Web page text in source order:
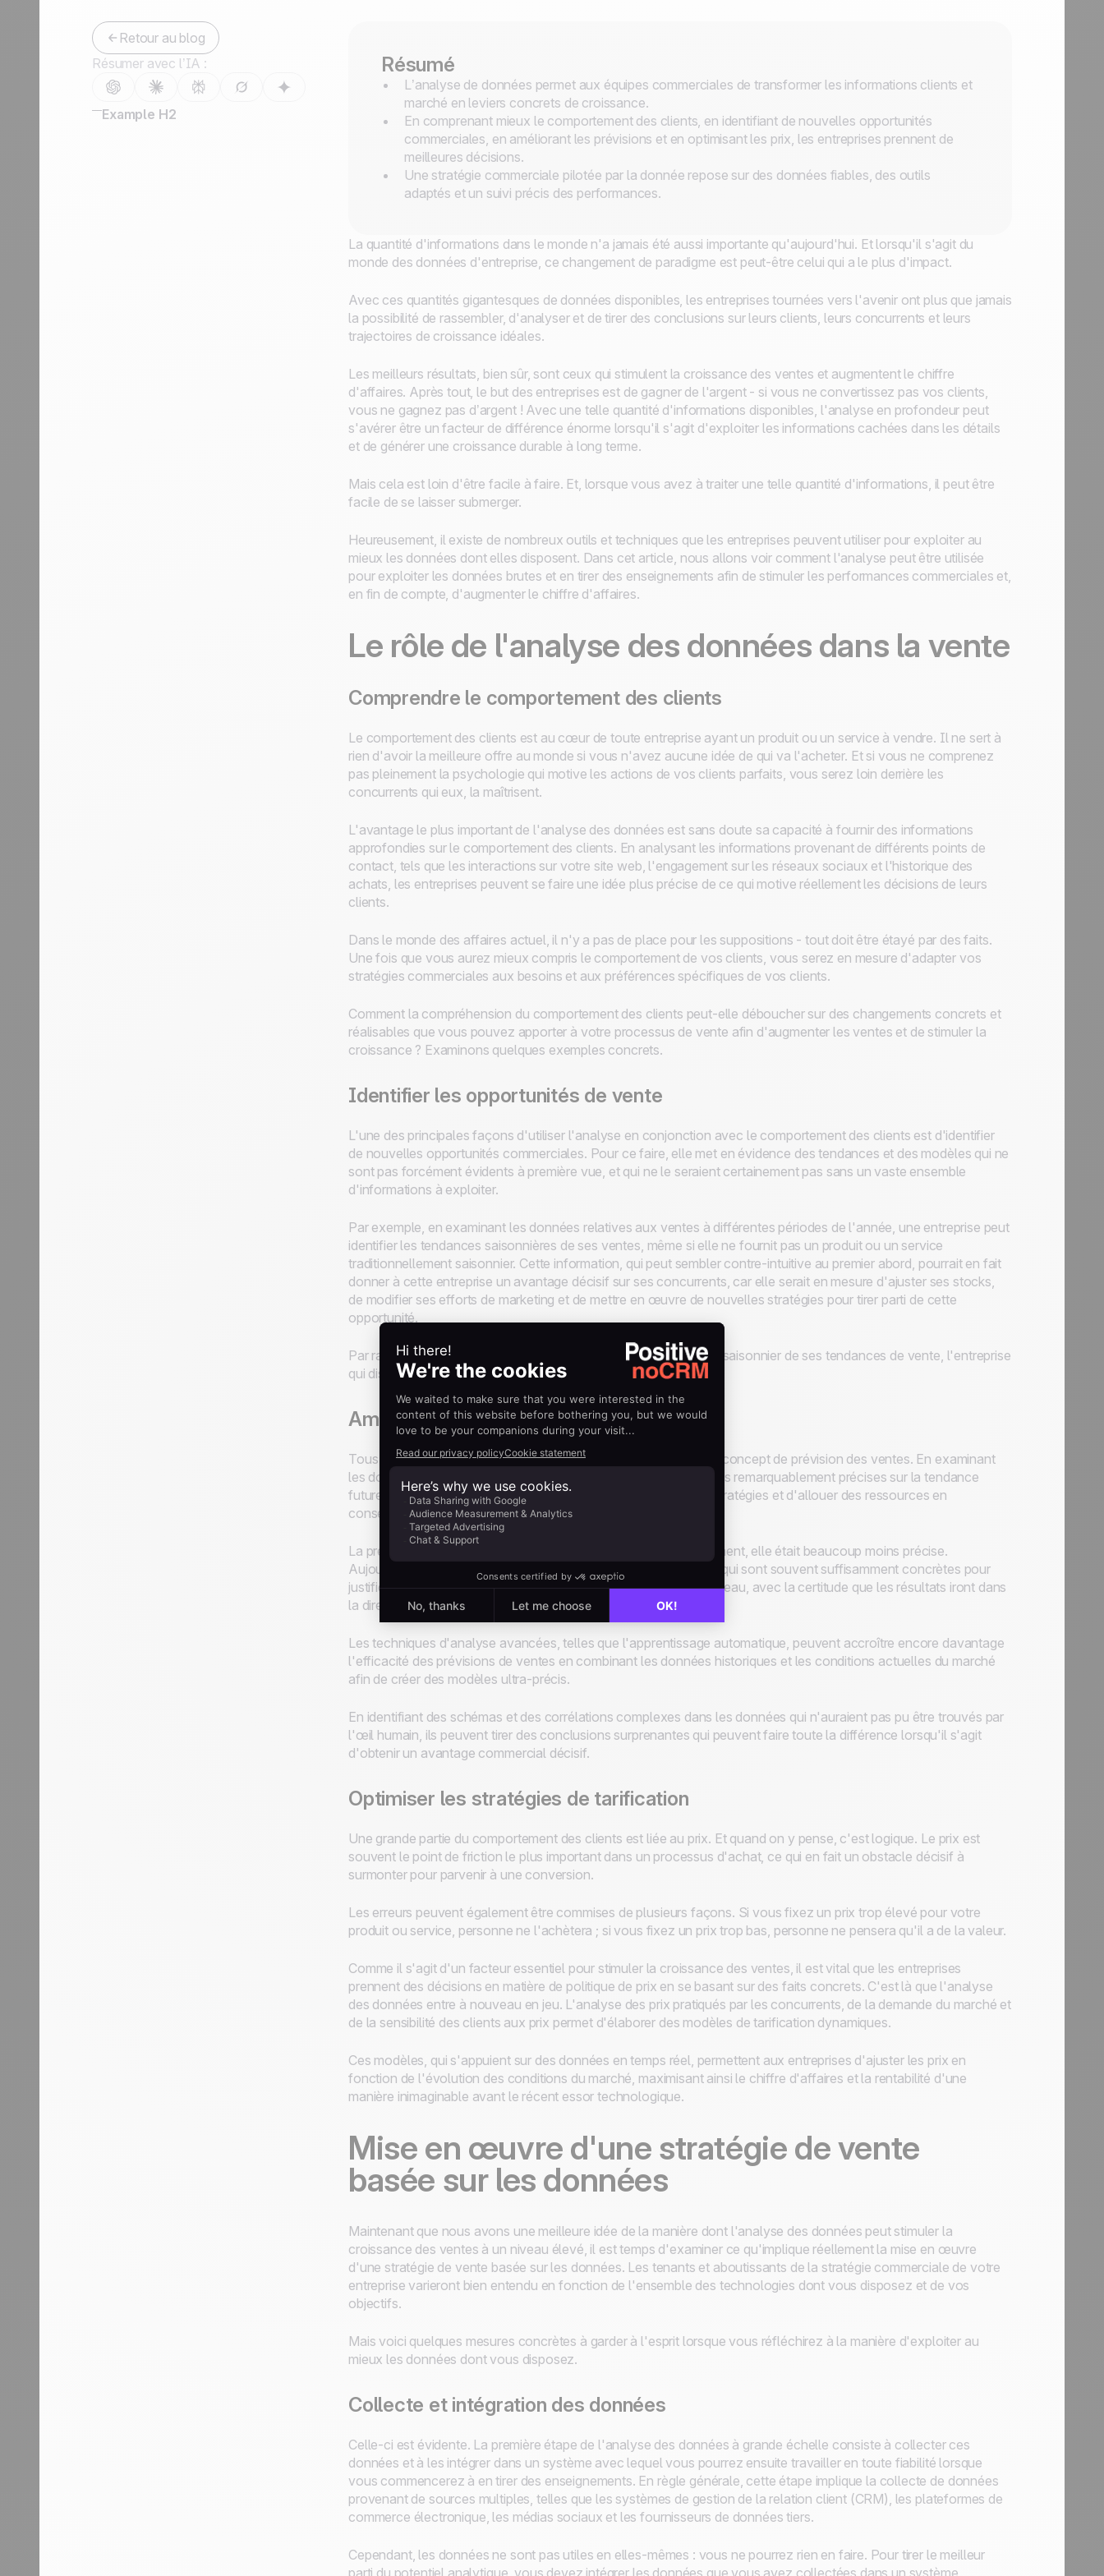
Devenir partenaire
Retour au blog
Résumer avec l’IA :
Example H2
Résumé
L’analyse de données permet aux équipes commerciales de transformer les informations clients et
marché en leviers concrets de croissance.
En comprenant mieux le comportement des clients, en identifiant de nouvelles opportunités
commerciales, en améliorant les prévisions et en optimisant les prix, les entreprises prennent de
meilleures décisions.
Une stratégie commerciale pilotée par la donnée repose sur des données fiables, des outils
adaptés et un suivi précis des performances.
La quantité d'informations dans le monde n'a jamais été aussi importante qu'aujourd'hui. Et lorsqu'il s'agit du
monde des données d'entreprise, ce changement de paradigme est peut-être celui qui a le plus d'impact.
Avec ces quantités gigantesques de données disponibles, les entreprises tournées vers l'avenir ont plus que jamais
la possibilité de rassembler, d'analyser et de tirer des conclusions sur leurs clients, leurs concurrents et leurs
trajectoires de croissance idéales.
Les meilleurs résultats, bien sûr, sont ceux qui stimulent la croissance des ventes et augmentent le chiffre
d'affaires. Après tout, le but des entreprises est de gagner de l'argent - si vous ne convertissez pas vos clients,
vous ne gagnez pas d’argent ! Avec une telle quantité d'informations disponibles, l'analyse en profondeur peut
s'avérer être un facteur de différence énorme lorsqu'il s'agit d'exploiter les informations cachées dans les détails
et de générer une croissance durable à long terme.
Mais cela est loin d'être facile à faire. Et, lorsque vous avez à traiter une telle quantité d'informations, il peut être
facile de se laisser submerger.
Heureusement, il existe de nombreux outils et techniques que les entreprises peuvent utiliser pour exploiter au
mieux les données dont elles disposent. Dans cet article, nous allons voir comment l'analyse peut être utilisée
pour exploiter les données brutes et en tirer des enseignements afin de stimuler les performances commerciales et,
en fin de compte, d'augmenter le chiffre d'affaires.
Le rôle de l'analyse des données dans la vente
Comprendre le comportement des clients
Le comportement des clients est au cœur de toute entreprise ayant un produit ou un service à vendre. Il ne sert à
rien d'avoir la meilleure offre au monde si vous n'avez aucune idée de qui va l'acheter. Et si vous ne comprenez
pas pleinement la psychologie qui motive les actions de vos clients parfaits, vous serez loin derrière les
concurrents qui eux, la maîtrisent.
L'avantage le plus important de l'analyse des données est sans doute sa capacité à fournir des informations
approfondies sur le comportement des clients. En analysant les informations provenant de différents points de
contact, tels que les interactions sur votre site web, l'engagement sur les réseaux sociaux et l'historique des
achats, les entreprises peuvent se faire une idée plus précise de ce qui motive réellement les décisions de leurs
clients.
Dans le monde des affaires actuel, il n'y a pas de place pour les suppositions - tout doit être étayé par des faits.
Une fois que vous aurez mieux compris le comportement de vos clients, vous serez en mesure d'adapter vos
stratégies commerciales aux besoins et aux préférences spécifiques de vos clients.
Comment la compréhension du comportement des clients peut-elle déboucher sur des changements concrets et
réalisables que vous pouvez apporter à votre processus de vente afin d'augmenter les ventes et de stimuler la
croissance ? Examinons quelques exemples concrets.
Identifier les opportunités de vente
L'une des principales façons d'utiliser l'analyse en conjonction avec le comportement des clients est d'identifier
de nouvelles opportunités commerciales. Pour ce faire, elle met en évidence des tendances et des modèles qui ne
sont pas forcément évidents à première vue, et qui ne le seraient certainement pas sans un vaste ensemble
d'informations à exploiter.
Par exemple, en examinant les données relatives aux ventes à différentes périodes de l'année, une entreprise peut
identifier les tendances saisonnières de ses ventes, même si elle ne fournit pas un produit ou un service
traditionnellement saisonnier. Cette information, qui peut sembler contre-intuitive au premier abord, pourrait en fait
donner à cette entreprise un avantage décisif sur ses concurrents, car elle serait en mesure d'ajuster ses stocks,
de modifier ses efforts de marketing et de mettre en œuvre de nouvelles stratégies pour tirer parti de cette
opportunité.
Par rapport à un concurrent qui n'a pas pris en compte l'élément saisonnier de ses tendances de vente, l'entreprise
qui dispose de cette information aura un avantage majeur.
Améliorer les prévisions de ventes
Tous les professionnels de la vente connaissent parfaitement le concept de prévision des ventes. En examinant
les données passées, les entreprises peuvent faire des prédictions remarquablement précises sur la tendance
future, ce qui leur permet de changer de vitesse, d'ajuster leurs stratégies et d'allouer des ressources en
conséquence.
La prévision n'est pas un concept nouveau, mais jusqu'à récemment, elle était beaucoup moins précise.
Aujourd'hui, il est possible d'être très précis dans ses prévisions, qui sont souvent suffisamment concrètes pour
justifier des changements importants dans la stratégie de haut niveau, avec la certitude que les résultats iront dans
la direction voulue.
Les techniques d'analyse avancées, telles que l'apprentissage automatique, peuvent accroître encore davantage
l'efficacité des prévisions de ventes en combinant les données historiques et les conditions actuelles du marché
afin de créer des modèles ultra-précis.
En identifiant des schémas et des corrélations complexes dans les données qui n'auraient pas pu être trouvés par
l'œil humain, ils peuvent tirer des conclusions surprenantes qui peuvent faire toute la différence lorsqu'il s'agit
d'obtenir un avantage commercial décisif.
Optimiser les stratégies de tarification
Une grande partie du comportement des clients est liée au prix. Et quand on y pense, c'est logique. Le prix est
souvent le point de friction le plus important dans un processus d'achat, ce qui en fait un obstacle décisif à
surmonter pour parvenir à une conversion.
Les erreurs peuvent également être commises de plusieurs façons. Si vous fixez un prix trop élevé pour votre
produit ou service, personne ne l'achètera ; si vous fixez un prix trop bas, personne ne pensera qu'il a de la valeur.
Comme il s'agit d'un facteur essentiel pour stimuler la croissance des ventes, il est vital que les entreprises
prennent des décisions en matière de politique de prix en se basant sur des faits concrets. C'est là que l'analyse
des données entre à nouveau en jeu. L'analyse des prix pratiqués par les concurrents, de la demande du marché et
de la sensibilité des clients aux prix permet d'élaborer des modèles de tarification dynamiques.
Ces modèles, qui s'appuient sur des données en temps réel, permettent aux entreprises d'ajuster les prix en
fonction de l'évolution des conditions du marché, maximisant ainsi le chiffre d'affaires et la rentabilité d'une
manière inimaginable avant le récent essor technologique.
Mise en œuvre d'une stratégie de vente
basée sur les données
Maintenant que nous avons une meilleure idée de la manière dont l'analyse des données peut stimuler la
croissance des ventes à un niveau élevé, il est temps d'examiner ce qu'implique réellement la mise en œuvre
d'une stratégie de vente basée sur les données. Les tenants et aboutissants de la stratégie commerciale de votre
entreprise varieront bien entendu en fonction de l'ensemble des technologies dont vous disposez et de vos
objectifs.
Mais voici quelques mesures concrètes à garder à l'esprit lorsque vous réfléchirez à la manière d'exploiter au
mieux les données dont vous disposez.
Collecte et intégration des données
Celle-ci est évidente. La première étape de l'analyse des données à grande échelle consiste à collecter ces
données et à les intégrer dans un système avec lequel vous pourrez ensuite travailler en toute fiabilité lorsque
vous commencerez à en tirer des enseignements. En règle générale, cette étape implique la collecte de données
provenant de sources multiples, telles que les systèmes de gestion de la relation client (CRM), les plateformes de
commerce électronique, les médias sociaux et les fournisseurs de données tiers.
Cependant, les données ne sont pas utiles en elles-mêmes : vous ne pourrez rien en faire. Pour tirer le meilleur
parti du potentiel analytique, vous devez intégrer les données que vous avez collectées dans un système